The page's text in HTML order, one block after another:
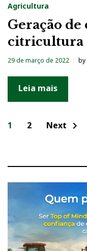
Agricultura
Geração de
citricultura
29 de março de 2022 by
Leia mais
N
e
ã
o
p
1 2 Next chevron_right